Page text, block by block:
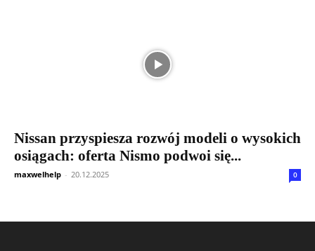
Nissan przyspiesza rozwój modeli o wysokich
osiągach: oferta Nismo podwoi się...
maxwelhelp - 20.12.2025 0